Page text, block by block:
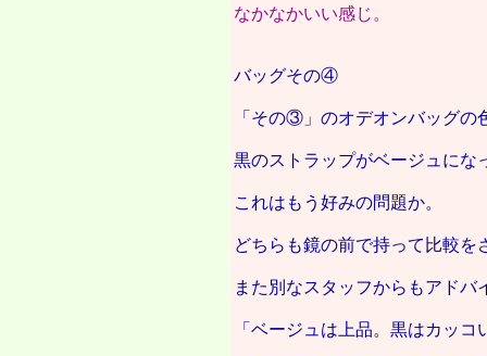
なかなかいい感じ。
バッグその④
「その③」のオデオンバッグの
黒のストラップがベージュにな
これはもう好みの問題か。
どちらも鏡の前で持って比較を
また別なスタッフからもアドバ
「ベージュは上品。黒はカッ